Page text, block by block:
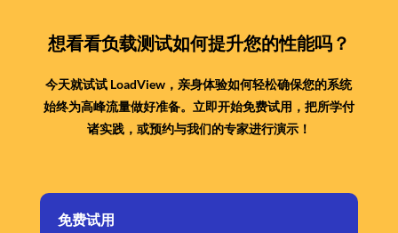
想看看负载测试如何提升您的性能吗？
今天就试试 LoadView，亲身体验如何轻松确保您的系统
始终为高峰流量做好准备。立即开始免费试用，把所学付
诸实践，或预约与我们的专家进行演示！
免费试用